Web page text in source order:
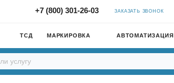
+7 (800) 301-26-03 ЗАКАЗАТЬ ЗВОНОК
ТСД МАРКИРОВКА АВТОМАТИЗАЦИЯ